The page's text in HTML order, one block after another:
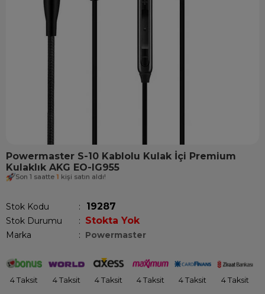
Powermaster S-10 Kablolu Kulak İçi Premium
Kulaklık AKG EO-IG955
Son 1 saatte 1 kişi satın aldı!
Stok Kodu 19287
Stok Durumu : Stokta Yok
Marka : Powermaster
4 Taksit 4 Taksit 4 Taksit 4 Taksit 4 Taksit 4 Taksit